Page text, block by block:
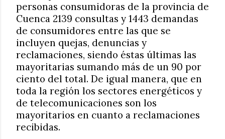
personas consumidoras de la provincia de
Cuenca 2139 consultas y 1443 demandas
de consumidores entre las que se
incluyen quejas, denuncias y
reclamaciones, siendo éstas últimas las
mayoritarias sumando más de un 90 por
ciento del total. De igual manera, que en
toda la región los sectores energéticos y
de telecomunicaciones son los
mayoritarios en cuanto a reclamaciones
recibidas.